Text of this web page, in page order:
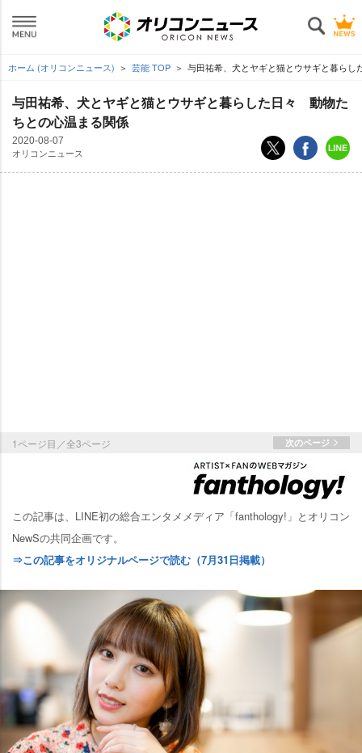
ホーム (オリコンニュース) 芸能 TOP 与田祐希、犬とヤギと猫とウサギと暮らし
与田祐希、犬とヤギと猫とウサギと暮らした日々 動物た
ちとの心温まる関係
2020-08-07
オリコンニュース
1ページ目／全3ページ 次のページ
この記事は、LINE初の総合エンタメメディア「fanthology!」とオリコン
NewSの共同企画です。
⇒この記事をオリジナルページで読む（7月31日掲載）